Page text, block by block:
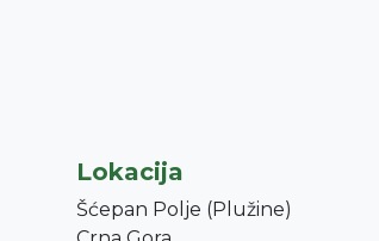
Lokacija
Šćepan Polje (Plužine)